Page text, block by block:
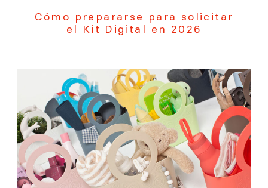
Cómo prepararse para solicitar
el Kit Digital en 2026